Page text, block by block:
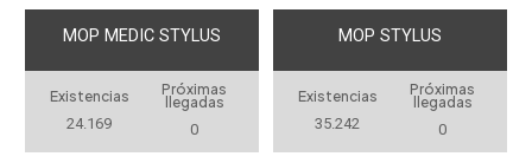
MOP MEDIC STYLUS
Existencias
24.169
Próximas
llegadas
0
MOP STYLUS
Existencias
35.242
Próximas
llegadas
0